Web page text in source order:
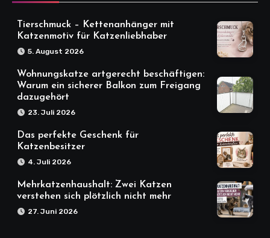
Tierschmuck – Kettenanhänger mit
Katzenmotiv für Katzenliebhaber
5. August 2026
Wohnungskatze artgerecht beschäftigen:
Warum ein sicherer Balkon zum Freigang
dazugehört
23. Juli 2026
Das perfekte Geschenk für
Katzenbesitzer
4. Juli 2026
Mehrkatzenhaushalt: Zwei Katzen
verstehen sich plötzlich nicht mehr
27. Juni 2026